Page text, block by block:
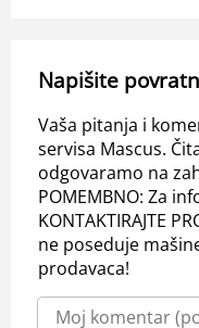
Napišite
Vaša pitanja i
servisa Mascus.
odgovaramo na
POMEMBNO: Za
KONTAKTIRAJTE
ne poseduje
prodavaca!